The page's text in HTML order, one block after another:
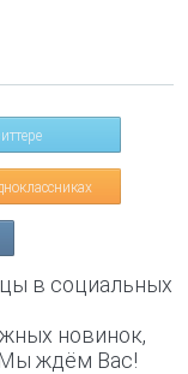
в социальных
новинок,
Мы ждём Вас!